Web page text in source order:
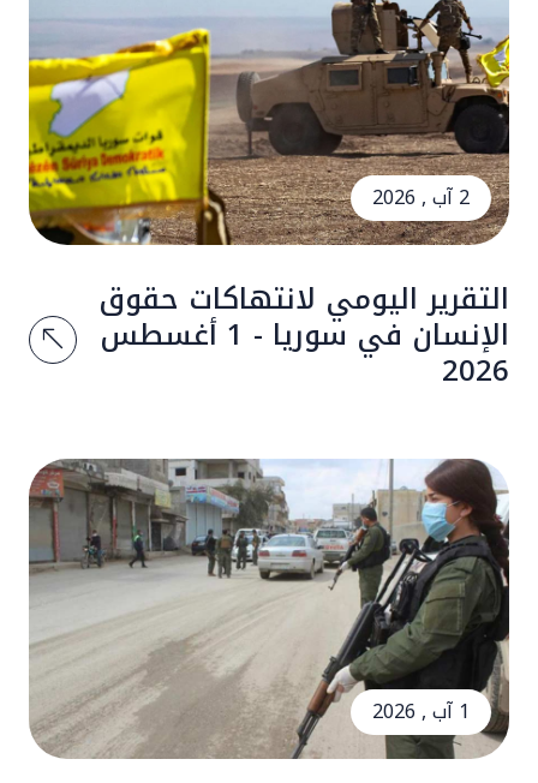
2 آب , 2026
التقرير اليومي لانتهاكات حقوق
الإنسان في سوريا - 1 أغسطس
2026
1 آب , 2026